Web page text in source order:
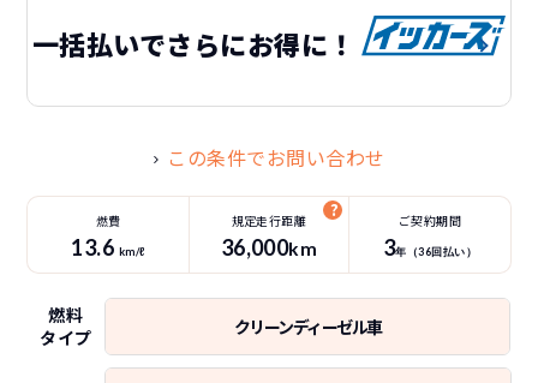
一括払いでさらにお得に！
この条件でお問い合わせ
燃費
13.6 km/ℓ
規定走行距離
36,000km
ご契約期間
3年（36回払い）
燃料
タイプ
クリーンディーゼル車